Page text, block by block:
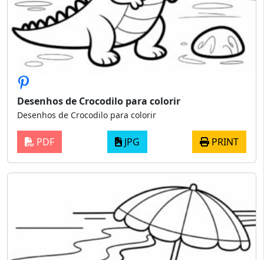
Desenhos de Crocodilo para colorir
Desenhos de Crocodilo para colorir
PDF JPG PRINT